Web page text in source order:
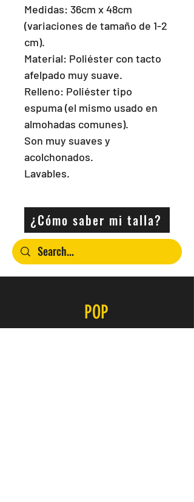
Medidas: 36cm x 48cm
(variaciones de tamaño de 1-2
cm).
Material: Poliéster con tacto
afelpado muy suave.
Relleno: Poliéster tipo
espuma (el mismo usado en
almohadas comunes).
Son muy suaves y
acolchonados.
Lavables.
¿Cómo saber mi talla?
POP